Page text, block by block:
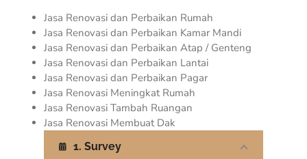
Jasa Renovasi dan Perbaikan Rumah
Jasa Renovasi dan Perbaikan Kamar Mandi
Jasa Renovasi dan Perbaikan Atap / Genteng
Jasa Renovasi dan Perbaikan Lantai
Jasa Renovasi dan Perbaikan Pagar
Jasa Renovasi Meningkat Rumah
Jasa Renovasi Tambah Ruangan
Jasa Renovasi Membuat Dak
1. Survey